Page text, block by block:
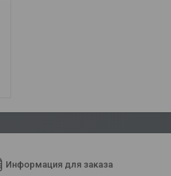
Информация для заказа